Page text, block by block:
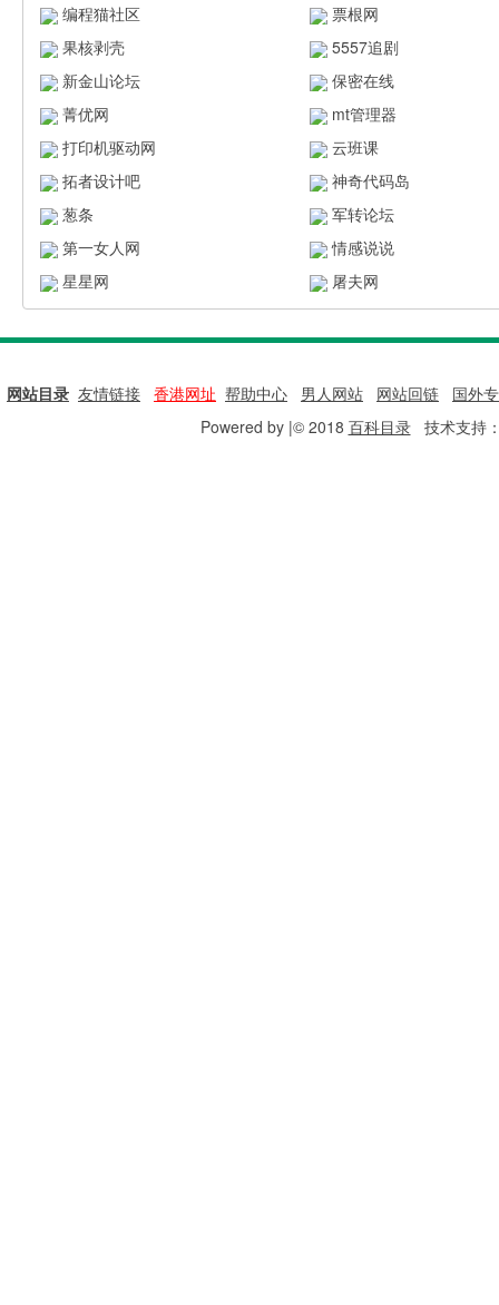
编程猫社区
票根网
果核剥壳
5557追剧
新金山论坛
保密在线
菁优网
mt管理器
打印机驱动网
云班课
拓者设计吧
神奇代码岛
葱条
军转论坛
第一女人网
情感说说
星星网
屠夫网
网站目录 友情链接 香港网址 帮助中心 男人网站 网站回链
国外
Powered by |© 2018 百科目录技术支持